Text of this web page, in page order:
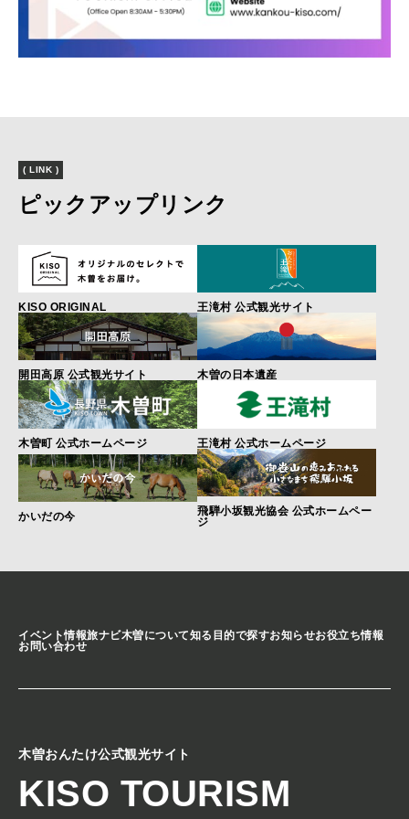
( LINK )
ピックアップリンク
KISO ORIGINAL 王滝村 公式観光サイト
開田高原 公式観光サイト 木曽の日本遺産
木曽町 公式ホームページ 王滝村 公式ホームページ
かいだの今
飛騨小坂観光協会 公式ホームペー
ジ
イベント情報旅ナビ木曽について知る 目的で探すお知らせお役立ち情報
お問い合わせ
木曽おんたけ公式観光サイト
KISO TOURISM